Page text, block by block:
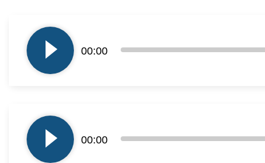
plików
dźwiękowych
00:00
plików
dźwiękowych
00:00